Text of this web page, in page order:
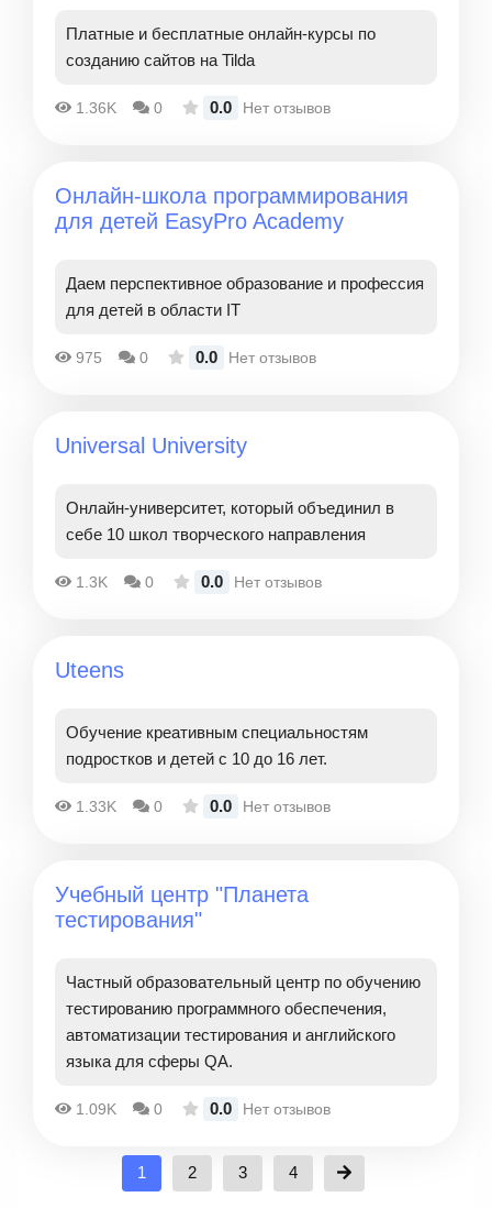
Платные и бесплатные онлайн-курсы по
созданию сайтов на Tilda
1.36K 0 0.0 Нет отзывов
Онлайн-школа программирования
для детей EasyPro Academy
Даем перспективное образование и профессия
для детей в области IT
975 0 0.0 Нет отзывов
Universal University
Онлайн-университет, который объединил в
себе 10 школ творческого направления
1.3K 0 0.0 Нет отзывов
Uteens
Обучение креативным специальностям
подростков и детей с 10 до 16 лет.
1.33K 0 0.0 Нет отзывов
Учебный центр "Планета
тестирования"
Частный образовательный центр по обучению
тестированию программного обеспечения,
автоматизации тестирования и английского
языка для сферы QA.
1.09K 0 0.0 Нет отзывов
1 2 3 4